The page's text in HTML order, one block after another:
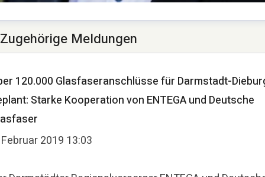
Schommer
Pressesprecherpresse@deutsche-
Zugehörige Meldungen
120.000 Glasfaseranschlüsse für Darmstadt-
Starke Kooperation von ENTEGA und Deutsche
2019 13:03